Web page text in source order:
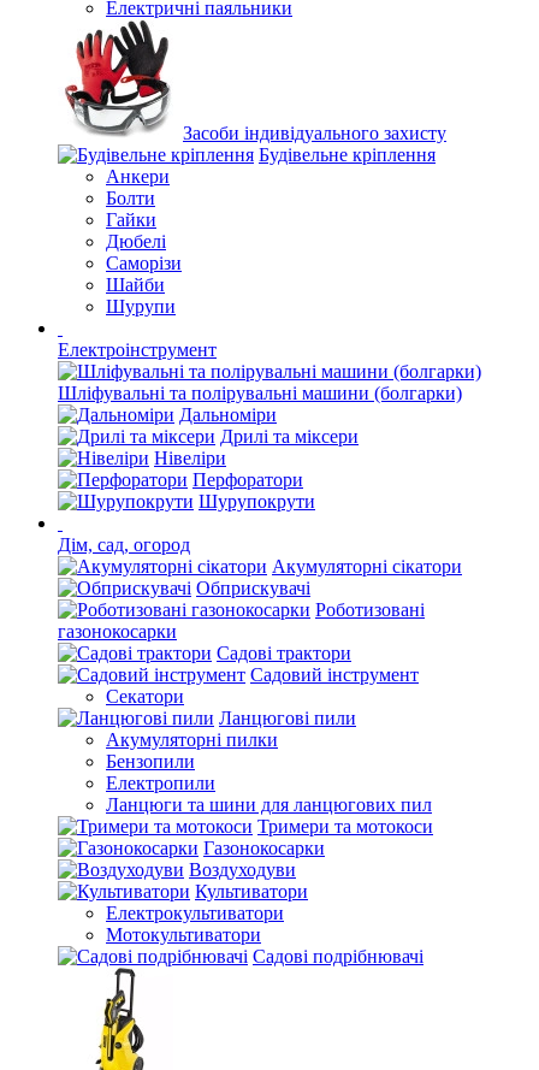
Електричні паяльники
Засоби індивідуального захисту
Будівельне кріплення
Анкери
Болти
Гайки
Дюбелі
Саморізи
Шайби
Шурупи
Електроінструмент
Шліфувальні та полірувальні машини (болгарки)
Дальноміри
Дрилі та міксери
Нівеліри
Перфоратори
Шурупокрути
Дім, сад, огород
Акумуляторні сікатори
Обприскувачі
Роботизовані
газонокосарки
Садові трактори
Садовий інструмент
Секатори
Ланцюгові пили
Акумуляторні пилки
Бензопили
Електропили
Ланцюги та шини для ланцюгових пил
Тримери та мотокоси
Газонокосарки
Воздуходуви
Культиватори
Електрокультиватори
Мотокультиватори
Садові подрібнювачі